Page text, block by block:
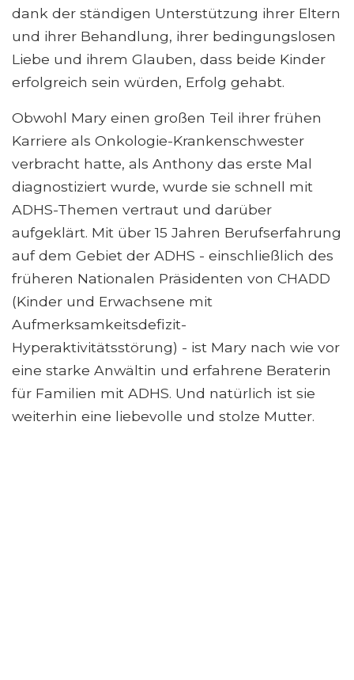
dank der ständigen Unterstützung ihrer Eltern
und ihrer Behandlung, ihrer bedingungslosen
Liebe und ihrem Glauben, dass beide Kinder
erfolgreich sein würden, Erfolg gehabt.
Obwohl Mary einen großen Teil ihrer frühen
Karriere als Onkologie-Krankenschwester
verbracht hatte, als Anthony das erste Mal
diagnostiziert wurde, wurde sie schnell mit
ADHS-Themen vertraut und darüber
aufgeklärt. Mit über 15 Jahren Berufserfahrung
auf dem Gebiet der ADHS - einschließlich des
früheren Nationalen Präsidenten von CHADD
(Kinder und Erwachsene mit
Aufmerksamkeitsdefizit-
Hyperaktivitätsstörung) - ist Mary nach wie vor
eine starke Anwältin und erfahrene Beraterin
für Familien mit ADHS. Und natürlich ist sie
weiterhin eine liebevolle und stolze Mutter.